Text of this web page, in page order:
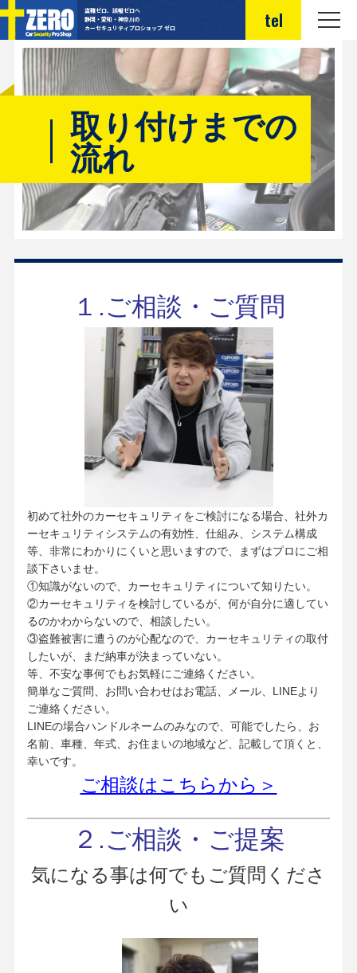
盗難ゼロ、誤報ゼロへ
静岡・愛知・神奈川の
カーセキュリティプロショップ ゼロ
tel
取り付けまでの
流れ
１.ご相談・ご質問
初めて社外のカーセキュリティをご検討になる場合、社外カ
ーセキュリティシステムの有効性、仕組み、システム構成
等、非常にわかりにくいと思いますので、まずはプロにご相
談下さいませ。
①知識がないので、カーセキュリティについて知りたい。
②カーセキュリティを検討しているが、何が自分に適してい
るのかわからないので、相談したい。
③盗難被害に遭うのが心配なので、カーセキュリティの取付
したいが、まだ納車が決まっていない。
等、不安な事何でもお気軽にご連絡ください。
簡単なご質問、お問い合わせはお電話、メール、LINEより
ご連絡ください。
LINEの場合ハンドルネームのみなので、可能でしたら、お
名前、車種、年式、お住まいの地域など、記載して頂くと、
幸いです。
ご相談はこちらから＞
２.ご相談・ご提案
気になる事は何でもご質問くださ
い